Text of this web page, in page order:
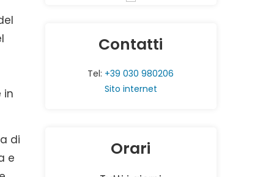
in
di
e
Contatti
Tel: +39 030 980206
Sito internet
Orari